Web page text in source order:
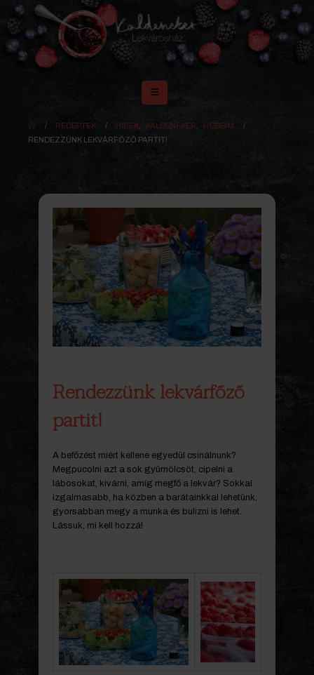
RECEPTEK HÍREK KALDENEKER
HOBBIM
RENDEZZÜNK LEKVÁRFŐZŐ PARTIT!
Rendezzünk lekvárfőző
partit!
A befőzést miért kellene egyedül csinálnunk?
Megpucolni azt a sok gyümölcsöt, cipelni a
lábosokat, kivárni, amíg megfő a lekvár? Sokkal
izgalmasabb, ha közben a barátainkkal lehetünk,
gyorsabban megy a munka és bulizni is lehet.
Lássuk, mi kell hozzá!